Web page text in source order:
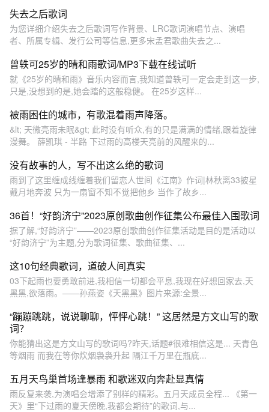
失去之后歌词
为您详细介绍失去之后歌词写作背景、LRC歌词演唱节点、演唱
者、所属专辑、发行公司等信息,更多宋孟君歌曲失去之...
曾轶可25岁的晴和雨歌词/MP3下载在线试听
就《25岁的晴和雨》音乐内容而言,我知道曾轶可一定会走到这一步,
只是,没想到的是,她会踏的这般稳健。 在25岁这样...
被雨困住的城市，有歌混着雨声降落。
&lt; 天微亮雨未眠&gt; 此时没有听众,有的只是满满的情绪,跟着旋律
漫舞。 薛凯琪 - 半路 下过雨的高楼天亮前的风醒来的...
没有故事的人，写不出这么绝的歌词
雨到了这里缠成线缠着我们留恋人世间《江南》作词|林秋离33披星
戴月地奔波 只为一扇窗不知不觉把他乡 当作了故乡...
36首！“好韵济宁”2023原创歌曲创作征集公布最佳入围歌词
据了解,“好韵济宁”——2023原创歌曲创作征集活动是目的是活动以
“好韵济宁”为主题,分为歌词征集、歌曲征集、...
这10句经典歌词，道破人间真实
03下起雨也要勇敢前进,我相信一切都会平息,我现在好想回家去,天
黑黑,欲落雨。——孙燕姿《天黑黑》图片来源:全景...
“蹦蹦跳跳，说说聊聊，怦怦心跳！” 这居然是方文山写的歌
词？
你能猜出这是方文山写的歌词吗?昨天,话题#很难相信这是... 天青色
等烟雨 而我在等你炊烟袅袅升起 隔江千万里在瓶底...
五月天鸟巢首场逢暴雨 和歌迷双向奔赴显真情
雨反复来袭,为演唱会增添了别样的精彩。五月天成员全程... 《第一
天》里“下过雨的夏天傍晚,我都会期待”的歌词,与...